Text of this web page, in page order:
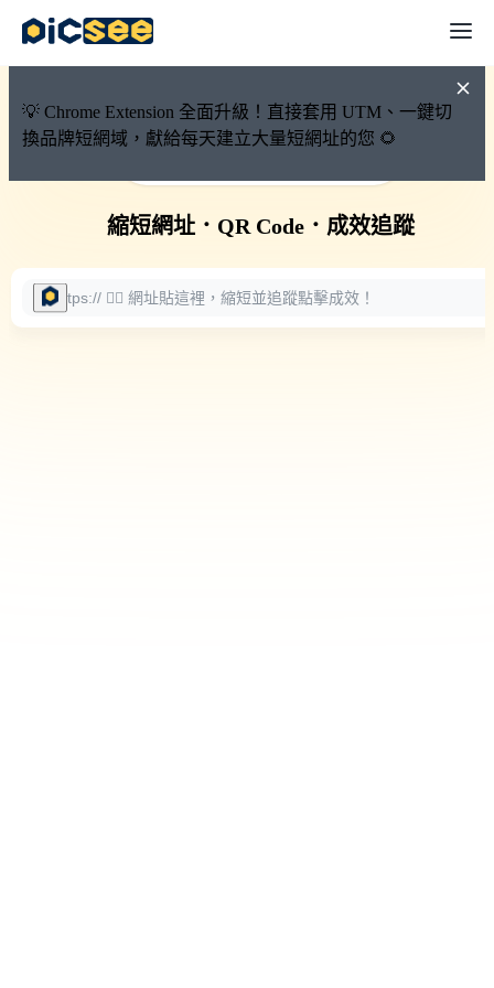
💡 Chrome Extension 全面升級！直接套用 UTM、一鍵切
換品牌短網域，獻給每天建立大量短網址的您 🌻
🚀 PicSee 短網址永久有效
縮短網址． QR Code． 成效追蹤